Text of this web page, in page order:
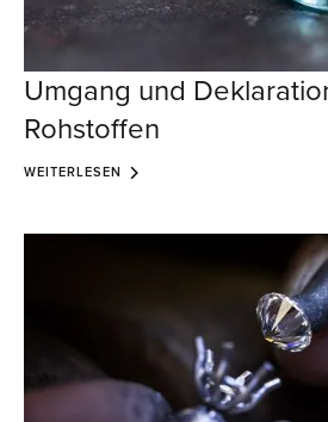
Umgang und
Rohstoffen
WEITERLESEN